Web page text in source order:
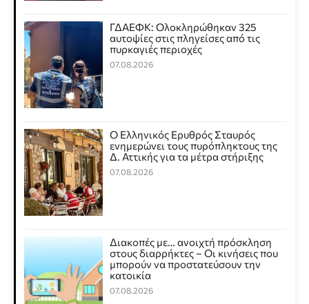
ΓΔΑΕΦΚ: Ολοκληρώθηκαν 325
αυτοψίες στις πληγείσες από τις
πυρκαγιές περιοχές
07.08.2026
Ο Ελληνικός Ερυθρός Σταυρός
ενημερώνει τους πυρόπληκτους της
Δ. Αττικής για τα μέτρα στήριξης
07.08.2026
Διακοπές με… ανοιχτή πρόσκληση
στους διαρρήκτες – Οι κινήσεις που
μπορούν να προστατεύσουν την
κατοικία
07.08.2026